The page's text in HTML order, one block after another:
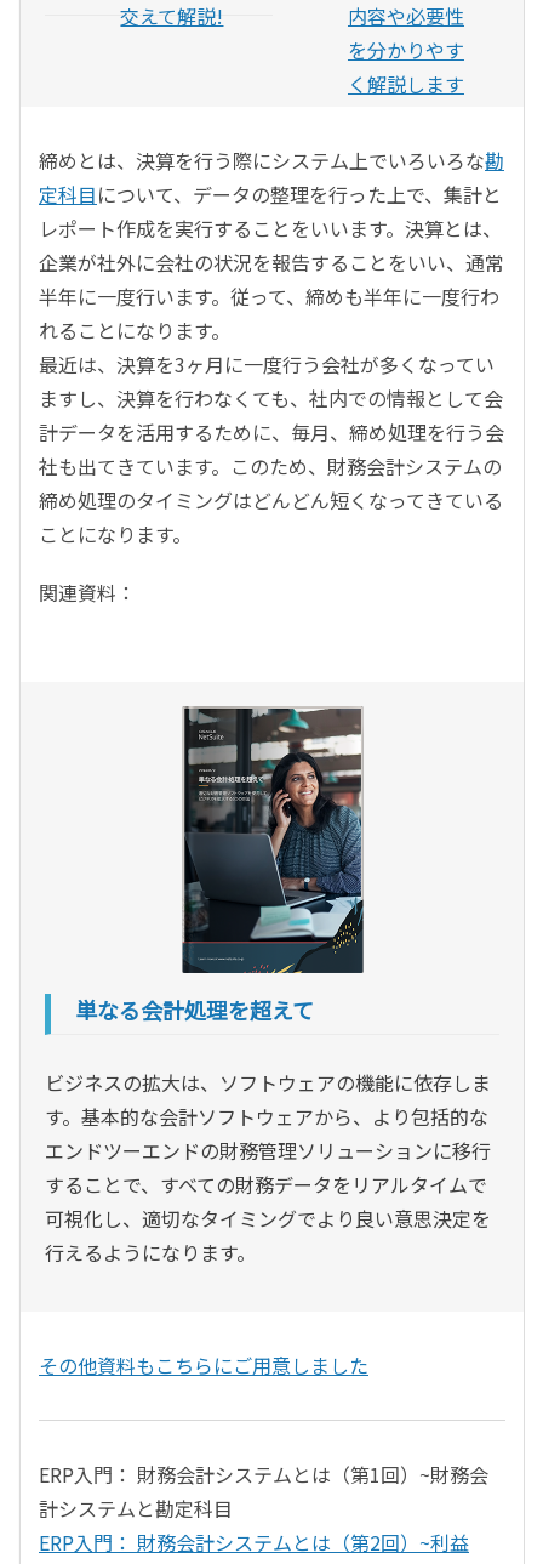
交えて解説!
内容や必要性
を分かりやす
く解説します
締めとは、決算を行う際にシステム上でいろいろな勘
定科目について、データの整理を行った上で、集計と
レポート作成を実行することをいいます。決算とは、
企業が社外に会社の状況を報告することをいい、通常
半年に一度行います。従って、締めも半年に一度行わ
れることになります。
最近は、決算を3ヶ月に一度行う会社が多くなってい
ますし、決算を行わなくても、社内での情報として会
計データを活用するために、毎月、締め処理を行う会
社も出てきています。このため、財務会計システムの
締め処理のタイミングはどんどん短くなってきている
ことになります。
関連資料：
単なる会計処理を超えて
ビジネスの拡大は、ソフトウェアの機能に依存しま
す。基本的な会計ソフトウェアから、より包括的な
エンドツーエンドの財務管理ソリューションに移行
することで、すべての財務データをリアルタイムで
可視化し、適切なタイミングでより良い意思決定を
行えるようになります。
その他資料もこちらにご用意しました
ERP入門： 財務会計システムとは（第1回）~財務会
計システムと勘定科目
ERP入門： 財務会計システムとは（第2回）~利益